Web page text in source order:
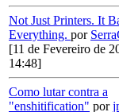
Not Just Printers. It
Everything. por
[11 de Fevereiro de
14:48]
Como lutar contra a
"enshitification" por